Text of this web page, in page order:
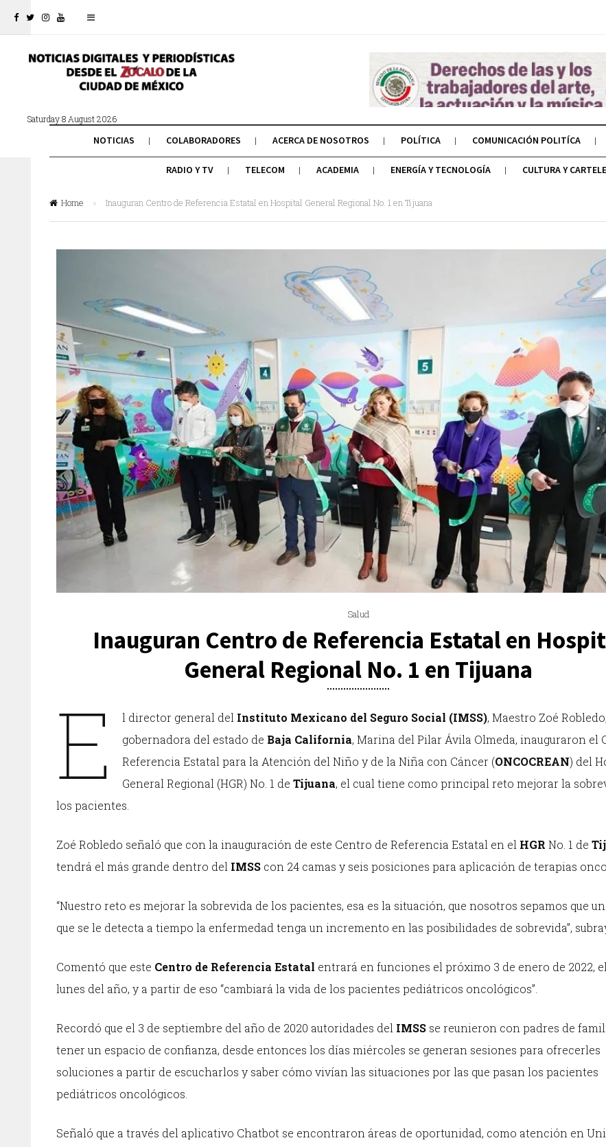
Saturday 8 August 2026
NOTICIAS COLABORADORES ACERCA DE NOSOTROS POLÍTICA COMUNICACIÓN POLITÍCA
RADIO Y TV TELECOM ACADEMIA ENERGÍA Y TECNOLOGÍA CULTURA Y
Home » Inauguran Centro de Referencia Estatal en Hospital General Regional No. 1 en Tijuana
Salud
Inauguran Centro de Referencia Estatal en
General Regional No. 1 en Tijuana
E l director general del Instituto Mexicano del Seguro Social (IMSS), Maestro Zoé
gobernadora del estado de Baja California, Marina del Pilar Ávila Olmeda, inauguraron el
Referencia Estatal para la Atención del Niño y de la Niña con Cáncer (ONCOCREAN) del
General Regional (HGR) No. 1 deTijuana, el cual tiene como principal reto mejorar la
los pacientes.
Zoé Robledo señaló que con la inauguración de este Centro de Referencia Estatal en el HGR No. 1 de
tendrá el más grande dentro del IMSS con 24 camas y seis posiciones para aplicación de terapias
“Nuestro reto es mejorar la sobrevida de los pacientes, esa es la situación, que nosotros sepamos que
que se le detecta a tiempo la enfermedad tenga un incremento en las posibilidades de sobrevida”,
Comentó que este Centro de Referencia Estatal entrará en funciones el próximo 3 de enero de 2022,
lunes del año, y a partir de eso “cambiará la vida de los pacientes pediátricos oncológicos”.
Recordó que el 3 de septiembre del año de 2020 autoridades del IMSS se reunieron con padres de
tener un espacio de confianza, desde entonces los días miércoles se generan sesiones para ofrecerles
soluciones a partir de escucharlos y saber cómo vivían las situaciones por las que pasan los pacientes
pediátricos oncológicos.
Señaló que a través del aplicativo Chatbot se encontraron áreas de oportunidad, como atención en